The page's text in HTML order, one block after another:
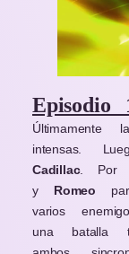
Episodio
intensas.
Cadillac. Por
y Romeo
varios
una batalla